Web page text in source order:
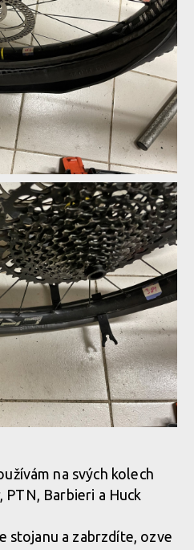
na svých kolech
Barbieri a Huck
stojanu a zabrzdíte, ozve